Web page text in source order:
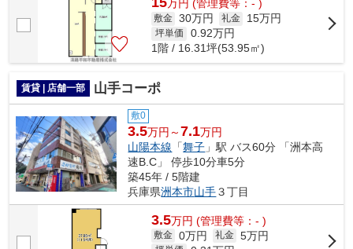
万円 (管理費等：- )
敷金 30万円 礼金 15万円
坪単価 0.92万円
1階 / 16.31坪(53.95㎡)
賃貸 | 店舗一部 山手コーポ
敷0
3.5万円～7.1万円
山陽本線 「舞子 」駅 バス60分 「洲本高
速B.C」 停歩10分車5分
築45年 / 5階建
兵庫県洲本市山手３丁目
3.5万円 (管理費等：- )
敷金 0万円 礼金 5万円